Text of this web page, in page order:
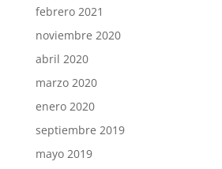
febrero 2021
noviembre 2020
abril 2020
marzo 2020
enero 2020
septiembre 2019
mayo 2019